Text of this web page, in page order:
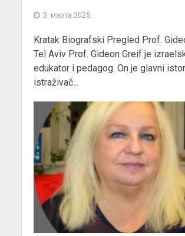
3. марта 2025.
Kratak Biografski Pregled Prof.
Tel Aviv Prof. Gideon Greif je
edukator i pedagog. On je glavni
istraživač...